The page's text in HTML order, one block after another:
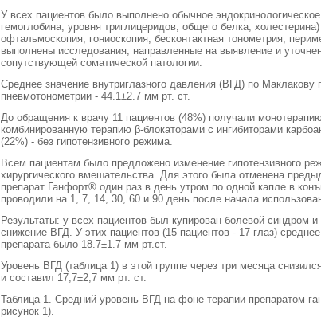
У всех пациентов было выполнено обычное
гемоглобина, уровня триглицеридов, общего белка,
офтальмоскопия, гониоскопия, бесконтактная тонометрия,
выполнены исследования, направленные на выявление и
сопутствующей соматической патологии.
Среднее значение внутриглазного давления (ВГД) по
пневмотонометрии - 44.1±2.7 мм рт. ст.
До обращения к врачу 11 пациентов (48%) получали
комбинированную терапию β-блокаторами с ингибиторами
(22%) - без гипотензивного режима.
Всем пациентам было предложено изменение гипотензивного
хирургического вмешательства. Для этого была отменена
препарат Ганфорт® один раз в день утром по одной капле в
проводили на 1, 7, 14, 30, 60 и 90 день после начала
Результаты: у всех пациентов был купирован болевой синдром
снижение ВГД. У этих пациентов (15 пациентов - 17 глаз)
препарата было 18.7±1.7 мм рт.ст.
Уровень ВГД (таблица 1) в этой группе через три месяца
и составил 17,7±2,7 мм рт. ст.
Таблица 1. Средний уровень ВГД на фоне терапии препаратом
рисунок 1).